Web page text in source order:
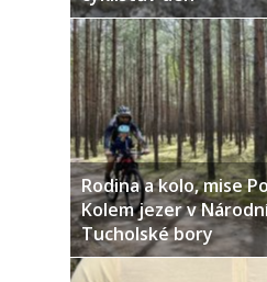
Rodina a kolo, mise
Kolem jezer v
Tucholské bory